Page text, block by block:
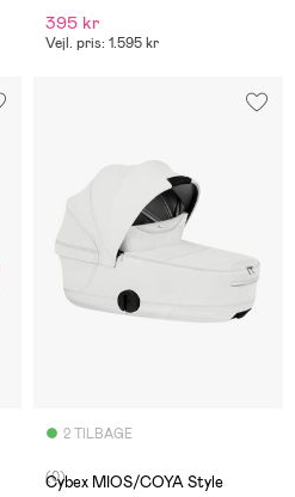
395 kr
Vejl. pris: 1.595 kr
2 TILBAGE
(0)
Cybex MIOS/COYA Style